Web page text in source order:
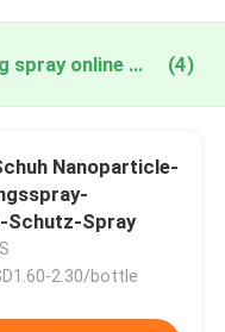
nanoparticle waterproofing spray online manufacture (4)
Nanoparticle-
Schutz-Spray
2.30/bottle